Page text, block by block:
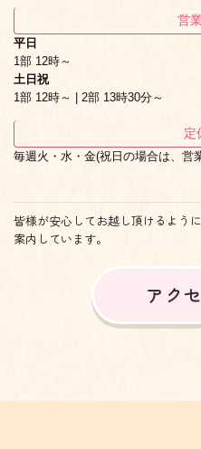
営
平日
1部 12時～
土日祝
1部 12時～ | 2部 13時30分～
定
毎週火・水・金(祝日の場合は、営
皆様が安心してお越し頂けるよう
案内しています。
アク